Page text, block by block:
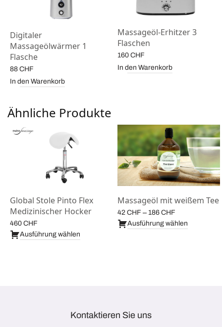
Digitaler
Massageölwärmer 1
Flasche
88 CHF
In den Warenkorb
Massageöl-Erhitzer 3
Flaschen
160 CHF
In den Warenkorb
Ähnliche Produkte
Global Stole Pinto Flex
Medizinischer Hocker
460 CHF
Ausführung wählen
Massageöl mit weißem Tee
42 CHF – 186 CHF
42 CHF bis
Ausführung wählen
Kontaktieren Sie uns